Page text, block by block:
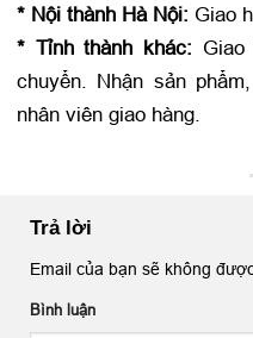
* Nội thành Hà Nội: Giao
* Tỉnh thành khác:
chuyển. Nhận sản
nhân viên giao hàng.
Trả lời
Email của bạn sẽ không
Bình luận